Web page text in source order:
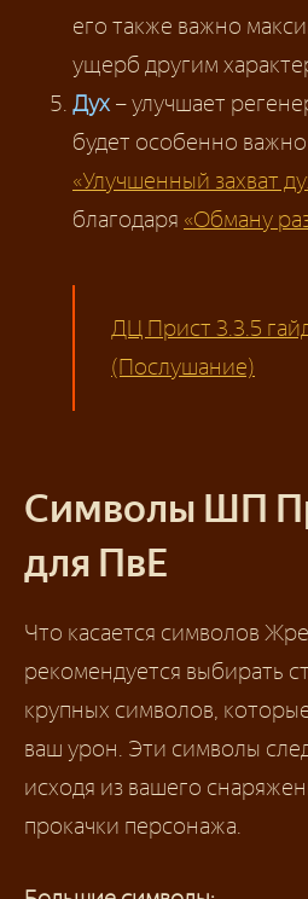
его также важно
ущерб другим
Дух – улучшает
будет особенно
«Улучшенный захват
благодаря «Обману
ДЦ Прист 3.3.5
(Послушание)
Символы ШП
для ПвЕ
Что касается символов
рекомендуется выбирать
крупных символов,
ваш урон. Эти символы
исходя из вашего
прокачки персонажа.